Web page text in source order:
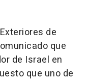
de
que
de Israel en
que uno de